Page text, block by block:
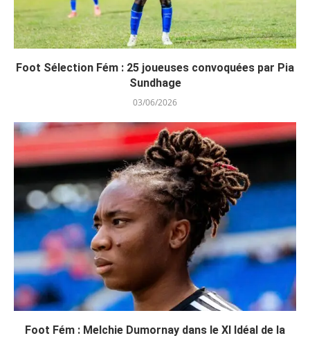
Foot Sélection Fém : 25 joueuses convoquées par Pia
Sundhage
03/06/2026
Foot Fém : Melchie Dumornay dans le XI Idéal de la